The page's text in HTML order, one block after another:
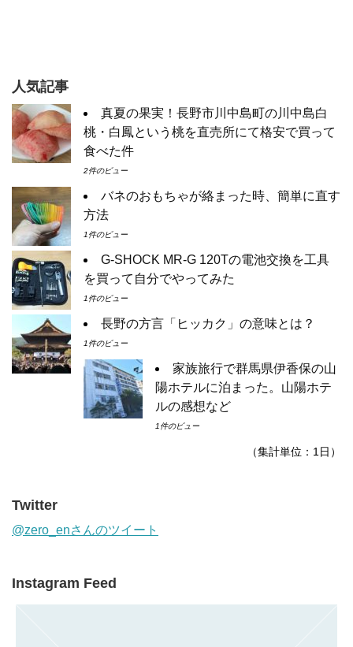
人気記事
真夏の果実！長野市川中島町の川中島白
桃・白鳳という桃を直売所にて格安で買って
食べた件
2件のビュー
バネのおもちゃが絡まった時、簡単に直す
方法
1件のビュー
G-SHOCK MR-G 120Tの電池交換を工具
を買って自分でやってみた
1件のビュー
長野の方言「ヒッカク」の意味とは？
1件のビュー
家族旅行で群馬県伊香保の山
陽ホテルに泊まった。山陽ホテ
ルの感想など
1件のビュー
（集計単位：1日）
Twitter
@zero_enさんのツイート
Instagram Feed